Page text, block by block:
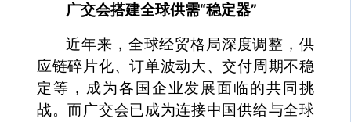
广交会搭建全球供需“稳定器”
近年来，全球经贸格局深度调整，供
应链碎片化、订单波动大、交付周期不稳
定等，成为各国企业发展面临的共同挑
战。而广交会已成为连接中国供给与全球